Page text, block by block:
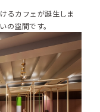
るカフェが誕生しま
の空間です。